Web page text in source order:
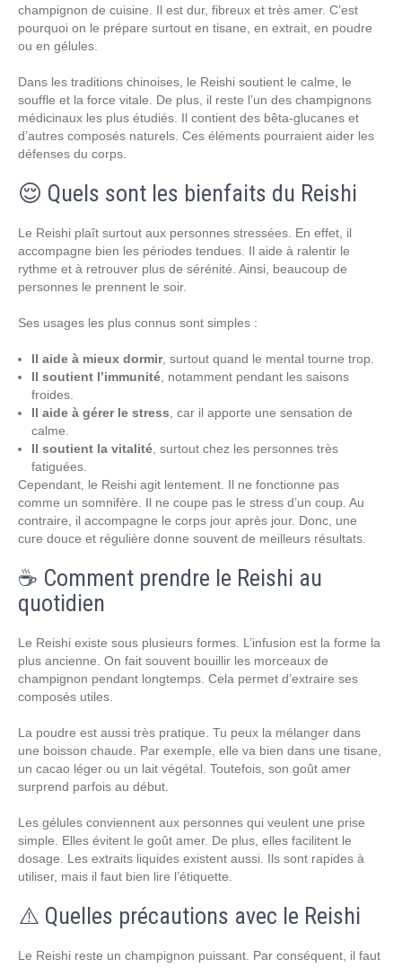
champignon de cuisine. Il est dur, fibreux et très amer. C’est
pourquoi on le prépare surtout en tisane, en extrait, en poudre
ou en gélules.
Dans les traditions chinoises, le Reishi soutient le calme, le
souffle et la force vitale. De plus, il reste l’un des champignons
médicinaux les plus étudiés. Il contient des bêta-glucanes et
d’autres composés naturels. Ces éléments pourraient aider les
défenses du corps.
😌 Quels sont les bienfaits du Reishi
Le Reishi plaît surtout aux personnes stressées. En effet, il
accompagne bien les périodes tendues. Il aide à ralentir le
rythme et à retrouver plus de sérénité. Ainsi, beaucoup de
personnes le prennent le soir.
Ses usages les plus connus sont simples :
Il aide à mieux dormir, surtout quand le mental tourne trop.
Il soutient l’immunité , notamment pendant les saisons
froides.
Il aide à gérer le stress , car il apporte une sensation de
calme.
Il soutient la vitalité , surtout chez les personnes très
fatiguées.
Cependant, le Reishi agit lentement. Il ne fonctionne pas
comme un somnifère. Il ne coupe pas le stress d’un coup. Au
contraire, il accompagne le corps jour après jour. Donc, une
cure douce et régulière donne souvent de meilleurs résultats.
☕ Comment prendre le Reishi au
quotidien
Le Reishi existe sous plusieurs formes. L’infusion est la forme la
plus ancienne. On fait souvent bouillir les morceaux de
champignon pendant longtemps. Cela permet d’extraire ses
composés utiles.
La poudre est aussi très pratique. Tu peux la mélanger dans
une boisson chaude. Par exemple, elle va bien dans une tisane,
un cacao léger ou un lait végétal. Toutefois, son goût amer
surprend parfois au début.
Les gélules conviennent aux personnes qui veulent une prise
simple. Elles évitent le goût amer. De plus, elles facilitent le
dosage. Les extraits liquides existent aussi. Ils sont rapides à
utiliser, mais il faut bien lire l’étiquette.
⚠️ Quelles précautions avec le Reishi
Le Reishi reste un champignon puissant. Par conséquent, il faut